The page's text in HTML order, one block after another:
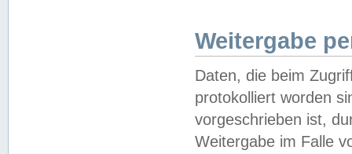
Weitergabe
Daten, die beim
protokolliert worden
vorgeschrieben ist,
Weitergabe im Falle